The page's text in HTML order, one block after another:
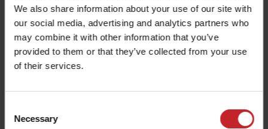
We also share information about your use of our site with
our social media, advertising and analytics partners who
may combine it with other information that you’ve
provided to them or that they’ve collected from your use
of their services.
Selection
Necessary
Une polyvalence maximale pour gagner en
flexibilité, optimiser l’utilisation de la machine et
simplifier l’organisation des chantiers de semis.